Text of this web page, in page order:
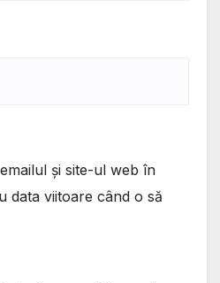
și site-ul web în
data viitoare când o să